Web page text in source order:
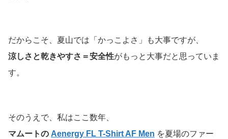
だからこそ、夏山では「かっこよさ」も大事ですが、
涼しさと乾きやすさ＝安全性がもっと大事だと思っていま
す。
そのうえで、私はここ数年、
マムートの Aenergy FL T-Shirt AF Men を夏場のファー